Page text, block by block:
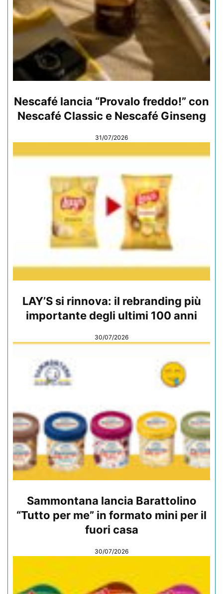
Nescafé lancia “Provalo freddo!” con
Nescafé Classic e Nescafé Ginseng
31/07/2026
LAY’S si rinnova: il rebranding più
importante degli ultimi 100 anni
30/07/2026
Sammontana lancia Barattolino
“Tutto per me” in formato mini per il
fuori casa
30/07/2026